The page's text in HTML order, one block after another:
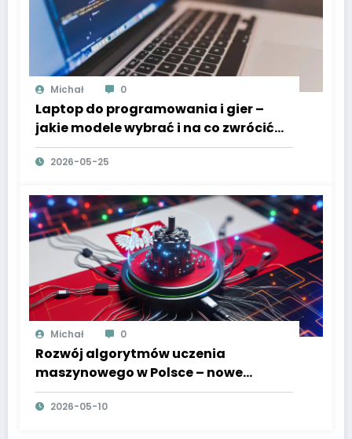
Michał 0
Laptop do programowania i gier –
jakie modele wybrać i na co zwrócić
uwagę
2026-05-25
Michał 0
Rozwój algorytmów uczenia
maszynowego w Polsce – nowe
podejścia i przełomowe osiągnięcia
2026-05-10